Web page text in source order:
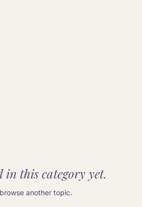
in this category yet.
another topic.